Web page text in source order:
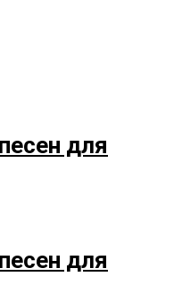
для
для